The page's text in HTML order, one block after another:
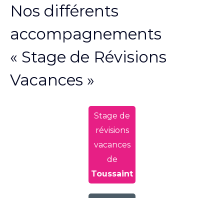
Nos différents
accompagnements
« Stage de Révisions
Vacances »
Stage de
révisions
vacances
de
Toussaint